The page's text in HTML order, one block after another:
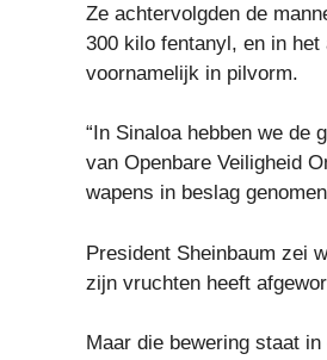
Ze achtervolgden de
300 kilo fentanyl, en in
voornamelijk in pilvorm.
“In Sinaloa hebben we de
van Openbare Veiligheid
wapens in beslag
President Sheinbaum zei
zijn vruchten heeft
Maar die bewering staat